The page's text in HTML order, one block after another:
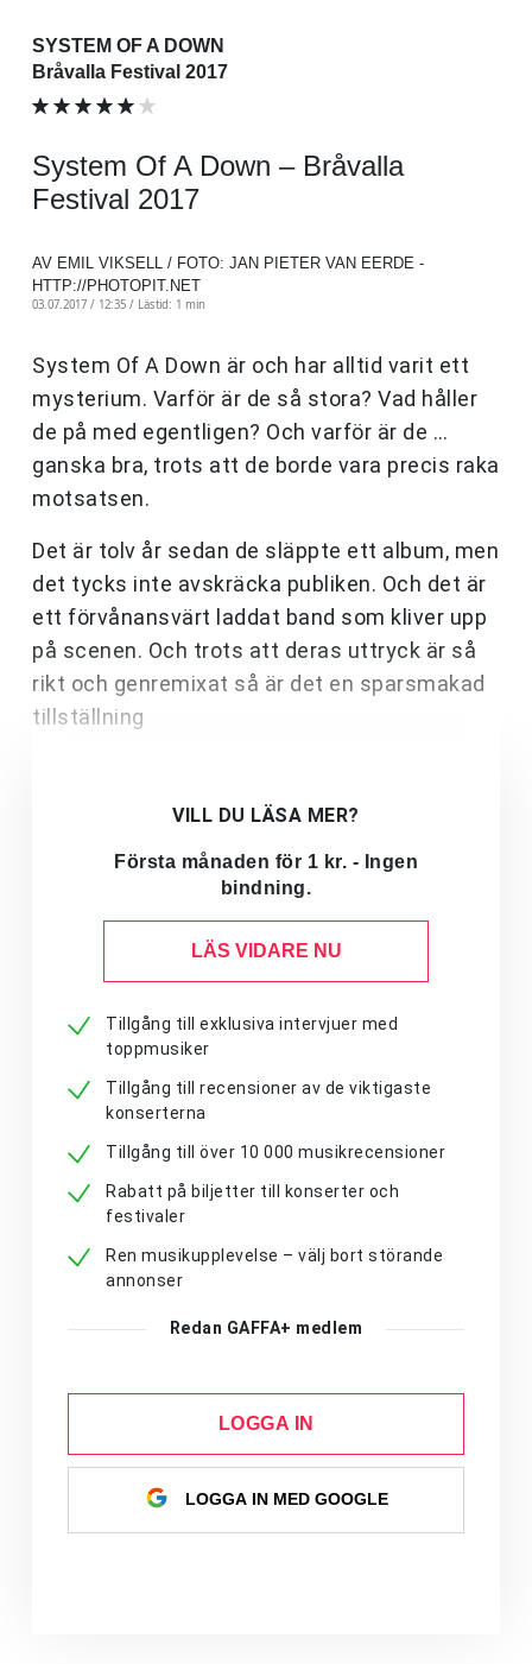
SYSTEM OF A DOWN
Bråvalla Festival 2017
System Of A Down – Bråvalla
Festival 2017
AV EMIL VIKSELL / FOTO: JAN PIETER VAN EERDE -
HTTP://PHOTOPIT.NET
03.07.2017 / 12:35 / Lästid: 1 min
System Of A Down är och har alltid varit ett
mysterium. Varför är de så stora? Vad håller
de på med egentligen? Och varför är de …
ganska bra, trots att de borde vara precis raka
motsatsen.
Det är tolv år sedan de släppte ett album, men
det tycks inte avskräcka publiken. Och det är
ett förvånansvärt laddat band som kliver upp
på scenen. Och trots att deras uttryck är så
rikt och genremixat så är det en sparsmakad
tillställning
VILL DU LÄSA MER?
Första månaden för 1 kr. - Ingen
bindning.
LÄS VIDARE NU
Tillgång till exklusiva intervjuer med
toppmusiker
Tillgång till recensioner av de viktigaste
konserterna
Tillgång till över 10 000 musikrecensioner
Rabatt på biljetter till konserter och
festivaler
Ren musikupplevelse – välj bort störande
annonser
Redan GAFFA+ medlem
LOGGA IN
LOGGA IN MED GOOGLE